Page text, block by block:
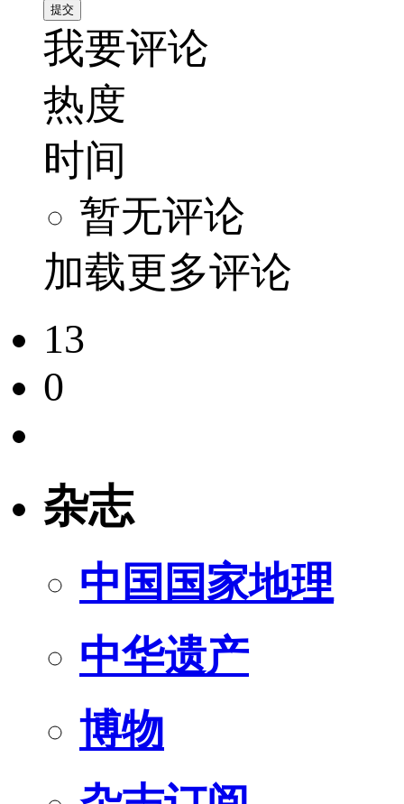
我要评论
热度
时间
暂无评论
加载更多评论
13
0
杂志
中国国家地理
中华遗产
博物